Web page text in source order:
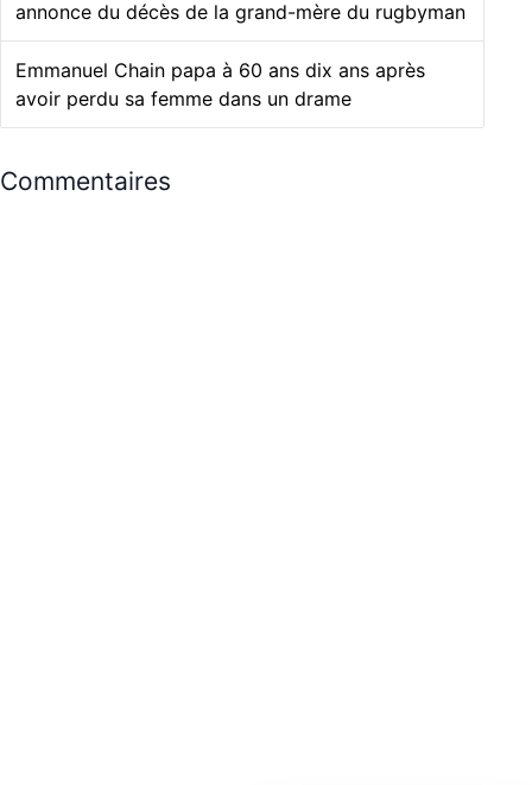
annonce du décès de la grand-mère du rugbyman
Emmanuel Chain papa à 60 ans dix ans après
avoir perdu sa femme dans un drame
Commentaires